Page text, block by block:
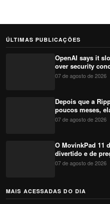
ÚLTIMAS PUBLICAÇÕES
OpenAI says it
over security
07 de agosto de 2026
Depois que a
poucos meses,
07 de agosto de 2026
O MovinkPad 11
divertido e de
07 de agosto de 2026
MAIS ACESSADAS DO DIA